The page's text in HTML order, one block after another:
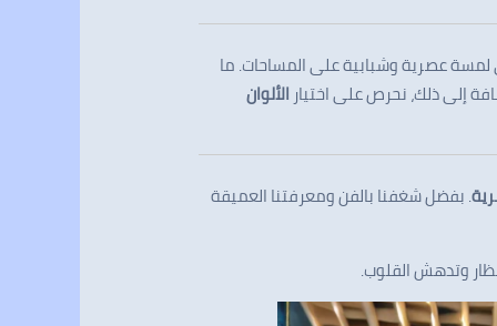
عصرية وشبابية على المساحات. ما
إلى ذلك، نحرص على اختيار الألوان
. بفضل شغفنا بالفن ومعرفتنا العميقة
وتدهش القلوب.